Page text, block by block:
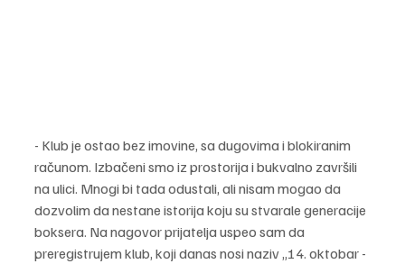
- Klub je ostao bez imovine, sa dugovima i blokiranim
računom. Izbačeni smo iz prostorija i bukvalno završili
na ulici. Mnogi bi tada odustali, ali nisam mogao da
dozvolim da nestane istorija koju su stvarale generacije
boksera. Na nagovor prijatelja uspeo sam da
preregistrujem klub, koji danas nosi naziv „14. oktobar -